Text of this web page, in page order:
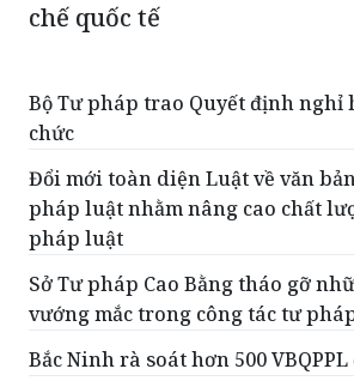
chế quốc tế
Bộ Tư pháp trao Quyết định nghỉ
chức
Đổi mới toàn diện Luật về văn
pháp luật nhằm nâng cao chất
pháp luật
Sở Tư pháp Cao Bằng tháo gỡ
vướng mắc trong công tác tư
Bắc Ninh rà soát hơn 500